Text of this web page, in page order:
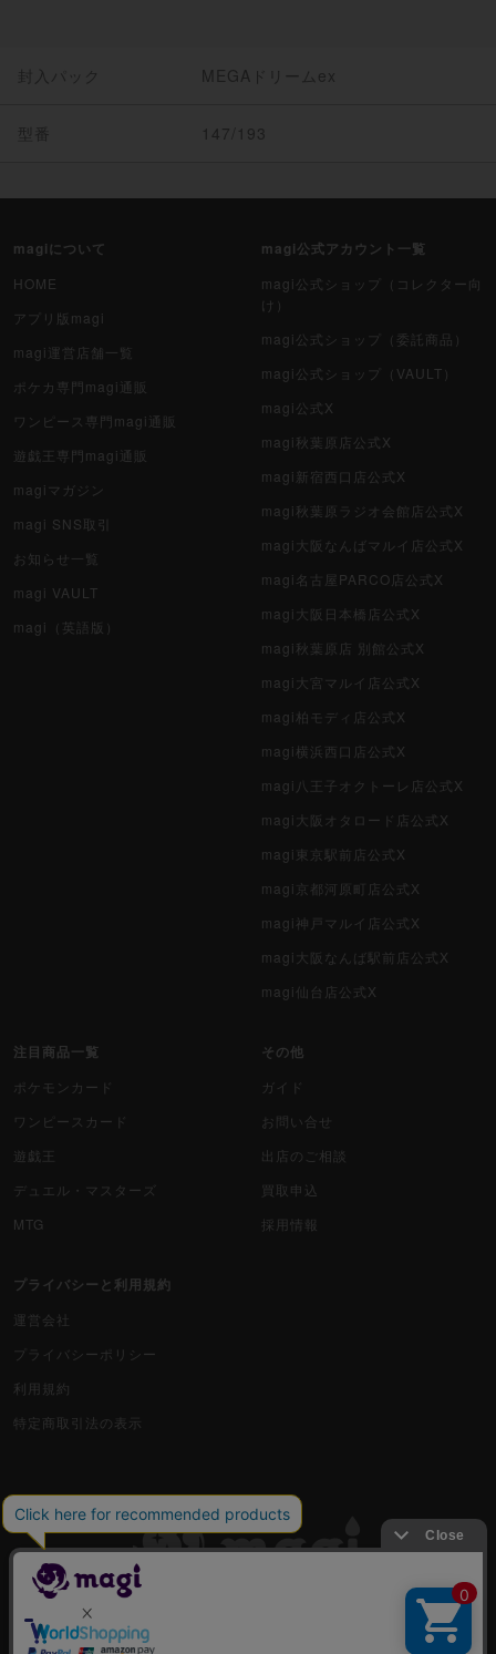
封入パック MEGAドリームex
型番 147/193
magiについて
HOME
アプリ版magi
magi運営店舗一覧
ポケカ専門magi通販
ワンピース専門magi通販
遊戯王専門magi通販
magiマガジン
magi SNS取引
お知らせ一覧
magi VAULT
magi（英語版）
magi公式アカウント一覧
magi公式ショップ（コレクター向
け）
magi公式ショップ（委託商品）
magi公式ショップ（VAULT）
magi公式X
magi秋葉原店公式X
magi新宿西口店公式X
magi秋葉原ラジオ会館店公式X
magi大阪なんばマルイ店公式X
magi名古屋PARCO店公式X
magi大阪日本橋店公式X
magi秋葉原店 別館公式X
magi大宮マルイ店公式X
magi柏モディ店公式X
magi横浜西口店公式X
magi八王子オクトーレ店公式X
magi大阪オタロード店公式X
magi東京駅前店公式X
magi京都河原町店公式X
magi神戸マルイ店公式X
magi大阪なんば駅前店公式X
magi仙台店公式X
注目商品一覧
ポケモンカード
ワンピースカード
遊戯王
デュエル・マスターズ
MTG
その他
ガイド
お問い合せ
出店のご相談
買取申込
採用情報
プライバシーと利用規約
運営会社
プライバシーポリシー
利用規約
特定商取引法の表示
古物商許可番号 株式会社ジラフ 東京都公安委員会 第303311606477号